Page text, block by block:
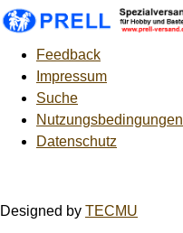
Feedback
Impressum
Suche
Nutzungsbedingungen
Datenschutz
Designed by TECMU